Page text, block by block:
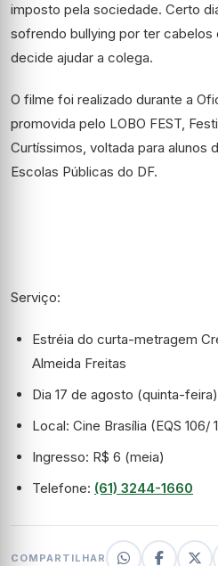
imposto pela sociedade. Certo
sofrendo bullying por ter cabelos
decide ajudar a colega.
O filme foi realizado durante a
promovida pelo LOBO FEST,
Curtíssimos, voltada para alunos
Escolas Públicas do DF.
Serviço:
Estréia do curta-metragem
Almeida Freitas
Dia 17 de agosto (quinta-
Local: Cine Brasília (EQS 106/
Ingresso: R$ 6 (meia)
Telefone: (61) 3244-1660
COMPARTILHAR